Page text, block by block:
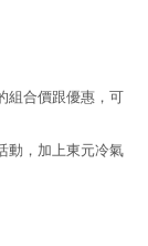
組合價跟優惠，可
動，加上東元冷氣